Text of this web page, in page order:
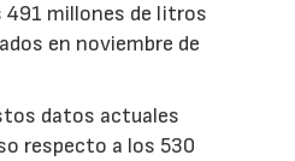
491 millones de litros
en noviembre de
datos actuales
respecto a los 530